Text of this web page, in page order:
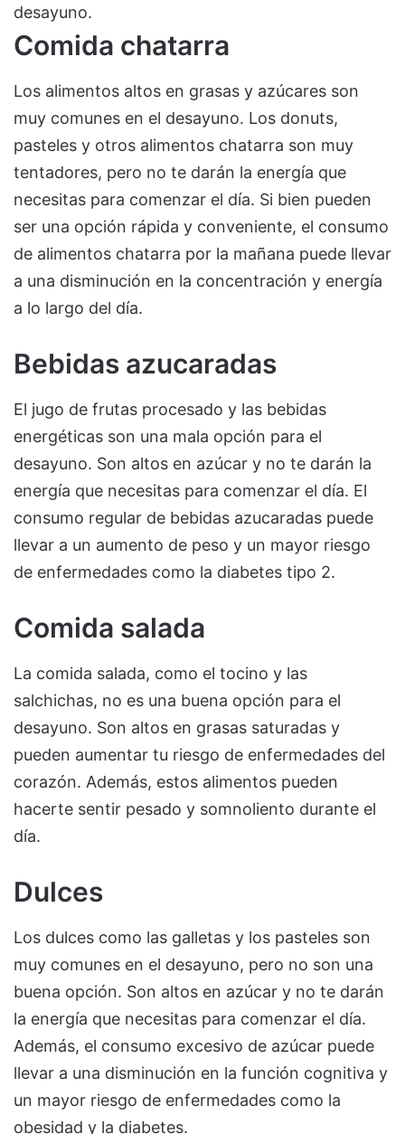
desayuno.
Comida chatarra
Los alimentos altos en grasas y azúcares son
muy comunes en el desayuno. Los donuts,
pasteles y otros alimentos chatarra son muy
tentadores, pero no te darán la energía que
necesitas para comenzar el día. Si bien pueden
ser una opción rápida y conveniente, el consumo
de alimentos chatarra por la mañana puede llevar
a una disminución en la concentración y energía
a lo largo del día.
Bebidas azucaradas
El jugo de frutas procesado y las bebidas
energéticas son una mala opción para el
desayuno. Son altos en azúcar y no te darán la
energía que necesitas para comenzar el día. El
consumo regular de bebidas azucaradas puede
llevar a un aumento de peso y un mayor riesgo
de enfermedades como la diabetes tipo 2.
Comida salada
La comida salada, como el tocino y las
salchichas, no es una buena opción para el
desayuno. Son altos en grasas saturadas y
pueden aumentar tu riesgo de enfermedades del
corazón. Además, estos alimentos pueden
hacerte sentir pesado y somnoliento durante el
día.
Dulces
Los dulces como las galletas y los pasteles son
muy comunes en el desayuno, pero no son una
buena opción. Son altos en azúcar y no te darán
la energía que necesitas para comenzar el día.
Además, el consumo excesivo de azúcar puede
llevar a una disminución en la función cognitiva y
un mayor riesgo de enfermedades como la
obesidad y la diabetes.